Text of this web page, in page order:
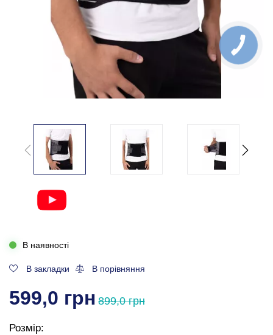
В наявності
В закладки В порівняння
599,0 грн 899,0 грн
Розмір: